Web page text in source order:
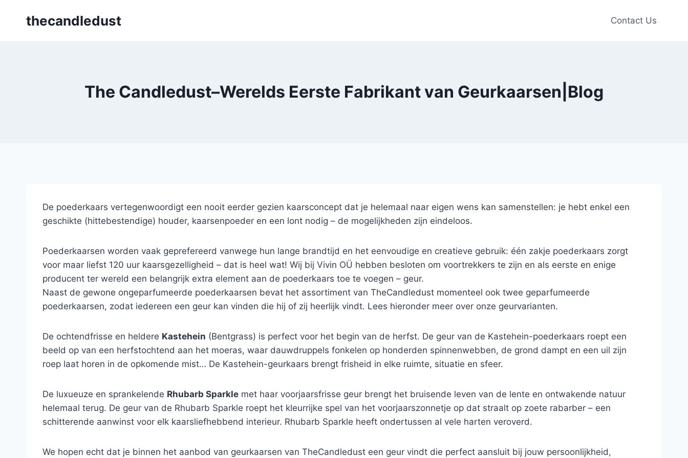
thecandledust Contact Us
The Candledust–Werelds Eerste Fabrikant van Geurkaarsen|Blog
De poederkaars vertegenwoordigt een nooit eerder gezien kaarsconcept dat je helemaal naar eigen wens kan samenstellen: je hebt enkel een
geschikte (hittebestendige) houder, kaarsenpoeder en een lont nodig – de mogelijkheden zijn eindeloos.
Poederkaarsen worden vaak geprefereerd vanwege hun lange brandtijd en het eenvoudige en creatieve gebruik: één zakje poederkaars zorgt
voor maar liefst 120 uur kaarsgezelligheid – dat is heel wat! Wij bij Vivin OÜ hebben besloten om voortrekkers te zijn en als eerste en enige
producent ter wereld een belangrijk extra element aan de poederkaars toe te voegen – geur.
Naast de gewone ongeparfumeerde poederkaarsen bevat het assortiment van TheCandledust momenteel ook twee geparfumeerde
poederkaarsen, zodat iedereen een geur kan vinden die hij of zij heerlijk vindt. Lees hieronder meer over onze geurvarianten.
De ochtendfrisse en heldere Kastehein (Bentgrass) is perfect voor het begin van de herfst. De geur van de Kastehein-poederkaars roept een
beeld op van een herfstochtend aan het moeras, waar dauwdruppels fonkelen op honderden spinnenwebben, de grond dampt en een uil zijn
roep laat horen in de opkomende mist… De Kastehein-geurkaars brengt frisheid in elke ruimte, situatie en sfeer.
De luxueuze en sprankelende Rhubarb Sparkle met haar voorjaarsfrisse geur brengt het bruisende leven van de lente en ontwakende natuur
helemaal terug. De geur van de Rhubarb Sparkle roept het kleurrijke spel van het voorjaarszonnetje op dat straalt op zoete rabarber – een
schitterende aanwinst voor elk kaarsliefhebbend interieur. Rhubarb Sparkle heeft ondertussen al vele harten veroverd.
We hopen echt dat je binnen het aanbod van geurkaarsen van TheCandledust een geur vindt die perfect aansluit bij jouw persoonlijkheid,